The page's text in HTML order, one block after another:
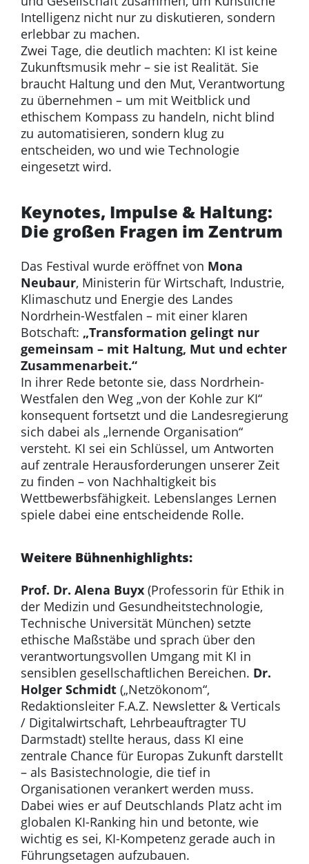
Intelligenz nicht nur zu diskutieren, sondern
erlebbar zu machen.
Zwei Tage, die deutlich machten: KI ist keine
Zukunftsmusik mehr – sie ist Realität. Sie
braucht Haltung und den Mut, Verantwortung
zu übernehmen – um mit Weitblick und
ethischem Kompass zu handeln, nicht blind
zu automatisieren, sondern klug zu
entscheiden, wo und wie Technologie
eingesetzt wird.
Keynotes, Impulse & Haltung:
Die großen Fragen im Zentrum
Das Festival wurde eröffnet von Mona
Neubaur, Ministerin für Wirtschaft, Industrie,
Klimaschutz und Energie des Landes
Nordrhein-Westfalen – mit einer klaren
Botschaft: „Transformation gelingt nur
gemeinsam – mit Haltung, Mut und echter
Zusammenarbeit.“
In ihrer Rede betonte sie, dass Nordrhein-
Westfalen den Weg „von der Kohle zur KI“
konsequent fortsetzt und die Landesregierung
sich dabei als „lernende Organisation“
versteht. KI sei ein Schlüssel, um Antworten
auf zentrale Herausforderungen unserer Zeit
zu finden – von Nachhaltigkeit bis
Wettbewerbsfähigkeit. Lebenslanges Lernen
spiele dabei eine entscheidende Rolle.
Weitere Bühnenhighlights:
Prof. Dr. Alena Buyx (Professorin für Ethik in
der Medizin und Gesundheitstechnologie,
Technische Universität München) setzte
ethische Maßstäbe und sprach über den
verantwortungsvollen Umgang mit KI in
sensiblen gesellschaftlichen Bereichen. Dr.
Holger Schmidt („Netzökonom“,
Redaktionsleiter F.A.Z. Newsletter & Verticals
/ Digitalwirtschaft, Lehrbeauftragter TU
Darmstadt) stellte heraus, dass KI eine
zentrale Chance für Europas Zukunft darstellt
– als Basistechnologie, die tief in
Organisationen verankert werden muss.
Dabei wies er auf Deutschlands Platz acht im
globalen KI-Ranking hin und betonte, wie
wichtig es sei, KI-Kompetenz gerade auch in
Führungsetagen aufzubauen.